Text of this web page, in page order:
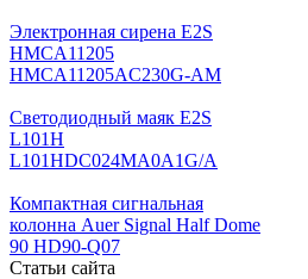
Электронная сирена E2S
HMCA11205
HMCA11205AC230G-AM
Светодиодный маяк E2S
L101H
L101HDC024MA0A1G/A
Компактная сигнальная
колонна Auer Signal Half Dome
90 HD90-Q07
Статьи сайта